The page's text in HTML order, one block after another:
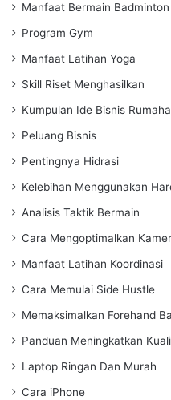
Manfaat Bermain Badminton
Program Gym
Manfaat Latihan Yoga
Skill Riset Menghasilkan
Kumpulan Ide Bisnis
Peluang Bisnis
Pentingnya Hidrasi
Kelebihan Menggunakan
Analisis Taktik Bermain
Cara Mengoptimalkan
Manfaat Latihan Koordinasi
Cara Memulai Side Hustle
Memaksimalkan Forehand
Panduan Meningkatkan
Laptop Ringan Dan Murah
Cara iPhone